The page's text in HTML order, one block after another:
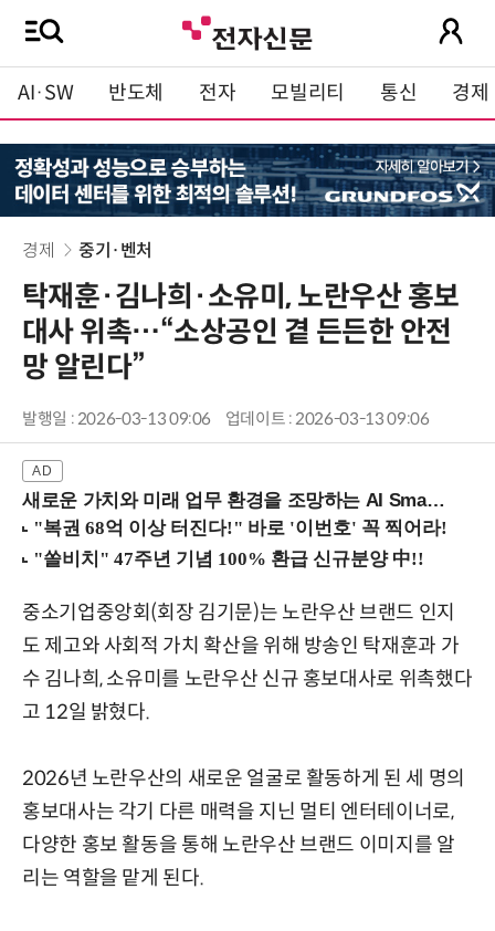
AI·SW 반도체 전자 모빌리티 통신 경제
경제 중기·벤처
탁재훈·김나희·소유미, 노란우산 홍보
대사 위촉…“소상공인 곁 든든한 안전
망 알린다”
발행일 : 2026-03-13 09:06 업데이트 : 2026-03-13 09:06
새로운 가치와 미래 업무 환경을 조망하는 AI Smart Work Summit 2026 (9/11 코엑스)
중소기업중앙회(회장 김기문)는 노란우산 브랜드 인지
도 제고와 사회적 가치 확산을 위해 방송인 탁재훈과 가
수 김나희, 소유미를 노란우산 신규 홍보대사로 위촉했다
고 12일 밝혔다.
2026년 노란우산의 새로운 얼굴로 활동하게 된 세 명의
홍보대사는 각기 다른 매력을 지닌 멀티 엔터테이너로,
다양한 홍보 활동을 통해 노란우산 브랜드 이미지를 알
리는 역할을 맡게 된다.